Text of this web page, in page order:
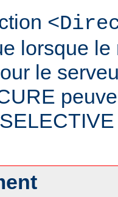
lorsque
le